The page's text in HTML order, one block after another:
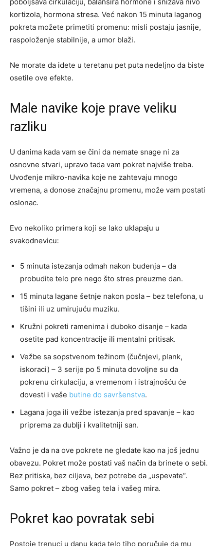
kortizola, hormona stresa. Već nakon 15 minuta laganog
pokreta možete primetiti promenu: misli postaju jasnije,
raspoloženje stabilnije, a umor blaži.
Ne morate da idete u teretanu pet puta nedeljno da biste
osetile ove efekte.
Male navike koje prave veliku
razliku
U danima kada vam se čini da nemate snage ni za
osnovne stvari, upravo tada vam pokret najviše treba.
Uvođenje mikro-navika koje ne zahtevaju mnogo
vremena, a donose značajnu promenu, može vam postati
oslonac.
Evo nekoliko primera koji se lako uklapaju u
svakodnevicu:
5 minuta istezanja odmah nakon buđenja – da
probudite telo pre nego što stres preuzme dan.
15 minuta lagane šetnje nakon posla – bez telefona, u
tišini ili uz umirujuću muziku.
Kružni pokreti ramenima i duboko disanje – kada
osetite pad koncentracije ili mentalni pritisak.
Vežbe sa sopstvenom težinom (čučnjevi, plank,
iskoraci) – 3 serije po 5 minuta dovoljne su da
pokrenu cirkulaciju, a vremenom i istrajnošću će
dovesti i vaše butine do savršenstva.
Lagana joga ili vežbe istezanja pred spavanje – kao
priprema za dublji i kvalitetniji san.
Važno je da na ove pokrete ne gledate kao na još jednu
obavezu. Pokret može postati vaš način da brinete o sebi.
Bez pritiska, bez ciljeva, bez potrebe da „uspevate“.
Samo pokret – zbog vašeg tela i vašeg mira.
Pokret kao povratak sebi
Postoje trenuci u danu kada telo tiho poručuje da mu